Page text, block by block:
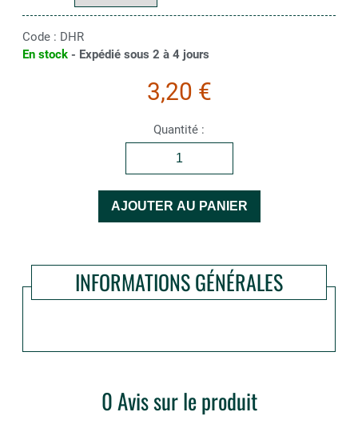
Code : DHR
En stock - Expédié sous 2 à 4 jours
3,20 €
Quantité :
INFORMATIONS GÉNÉRALES
0 Avis sur le produit